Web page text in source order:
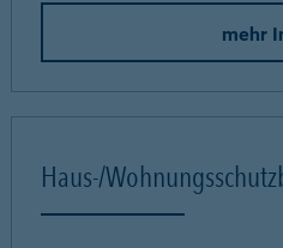
mehr
Haus-/